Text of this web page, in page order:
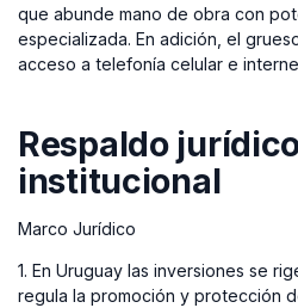
que abunde mano de obra con
especializada. En adición, el
acceso a telefonía celular e
Respaldo
institucional
Marco Jurídico
1. En Uruguay las inversiones se
regula la promoción y protección